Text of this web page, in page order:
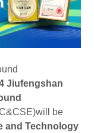
Jiufengshan
be
and Technology